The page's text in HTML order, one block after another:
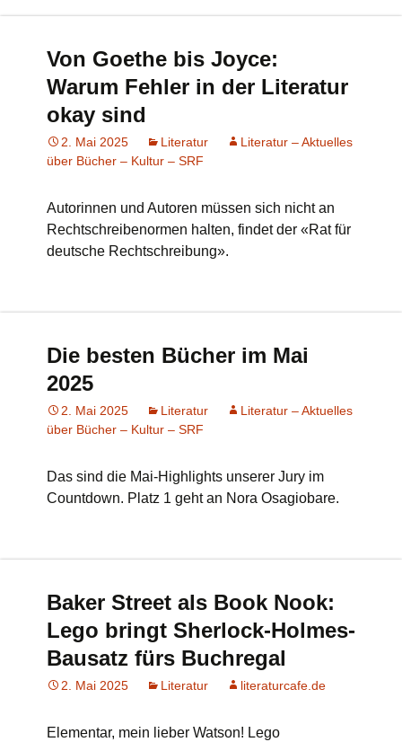
Von Goethe bis Joyce:
Warum Fehler in der Literatur
okay sind
2. Mai 2025 Literatur
Literatur – Aktuelles
über Bücher – Kultur – SRF
Autorinnen und Autoren müssen sich nicht an
Rechtschreibenormen halten, findet der «Rat für
deutsche Rechtschreibung».
Die besten Bücher im Mai
2025
2. Mai 2025 Literatur
Literatur – Aktuelles
über Bücher – Kultur – SRF
Das sind die Mai-Highlights unserer Jury im
Countdown. Platz 1 geht an Nora Osagiobare.
Baker Street als Book Nook:
Lego bringt Sherlock-Holmes-
Bausatz fürs Buchregal
2. Mai 2025 Literatur literaturcafe.de
Elementar, mein lieber Watson! Lego